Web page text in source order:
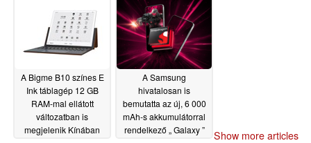
kapható a Steam-en
06/29/2026
A Bigme B10 színes E
Ink táblagép 12 GB
RAM-mal ellátott
változatban is
megjelenik Kínában
A Samsung
hivatalosan is
bemutatta az új, 6 000
mAh-s akkumulátorral
rendelkező „ Galaxy ”
Show more articles